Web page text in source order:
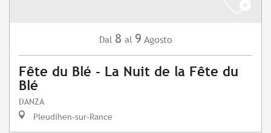
Dal 8 al 9 Agosto
Fête du Blé - La Nuit de la Fête du
Blé
DANZA
Pleudihen-sur-Rance